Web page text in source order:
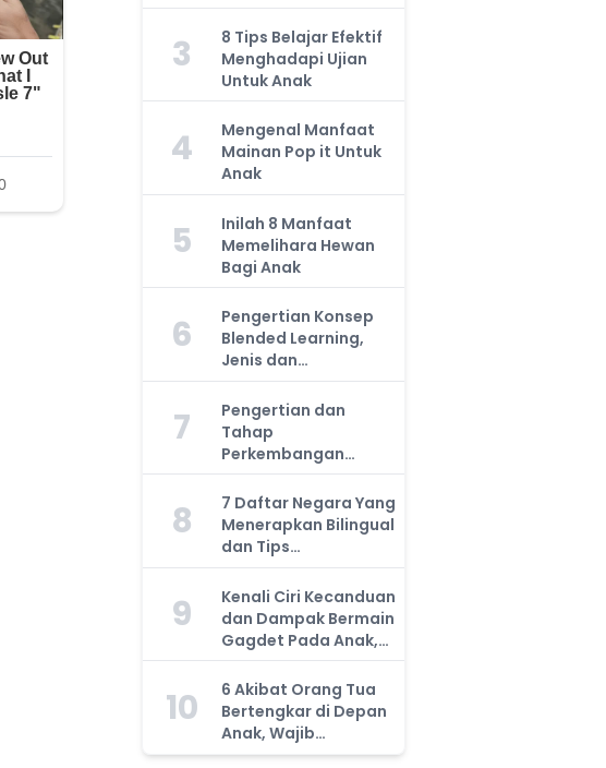
3
8 Tips Belajar Efektif
Menghadapi Ujian
Untuk Anak
4
Mengenal Manfaat
Mainan Pop it Untuk
Anak
5
Inilah 8 Manfaat
Memelihara Hewan
Bagi Anak
6
Pengertian Konsep
Blended Learning,
Jenis dan
Manfaatnya, Anda
Harus Tahu!
7
Pengertian dan
Tahap
Perkembangan
Kemampuan Kognitif
Anak, Bunda Wajib
Tahu!
8
7 Daftar Negara Yang
Menerapkan Bilingual
dan Tips
Mengajarkan Pada
Anak
9
Kenali Ciri Kecanduan
dan Dampak Bermain
Gagdet Pada Anak,
Orang Tua Wajib
Tahu!
10
6 Akibat Orang Tua
Bertengkar di Depan
Anak, Wajib
Waspada!